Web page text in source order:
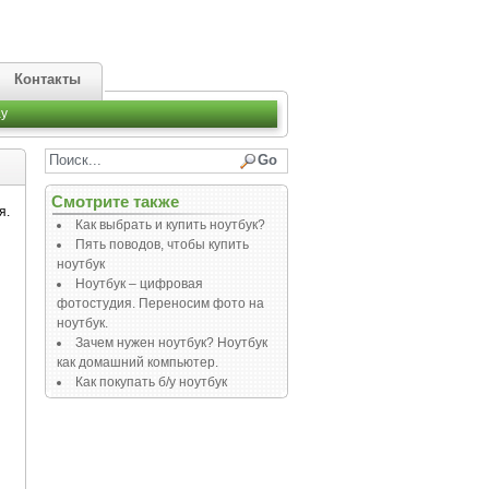
Контакты
Смотрите также
Как выбрать и купить ноутбук?
Пять поводов, чтобы купить
ноутбук
Ноутбук – цифровая
фотостудия. Переносим фото на
ноутбук.
Зачем нужен ноутбук? Ноутбук
как домашний компьютер.
Как покупать б/у ноутбук